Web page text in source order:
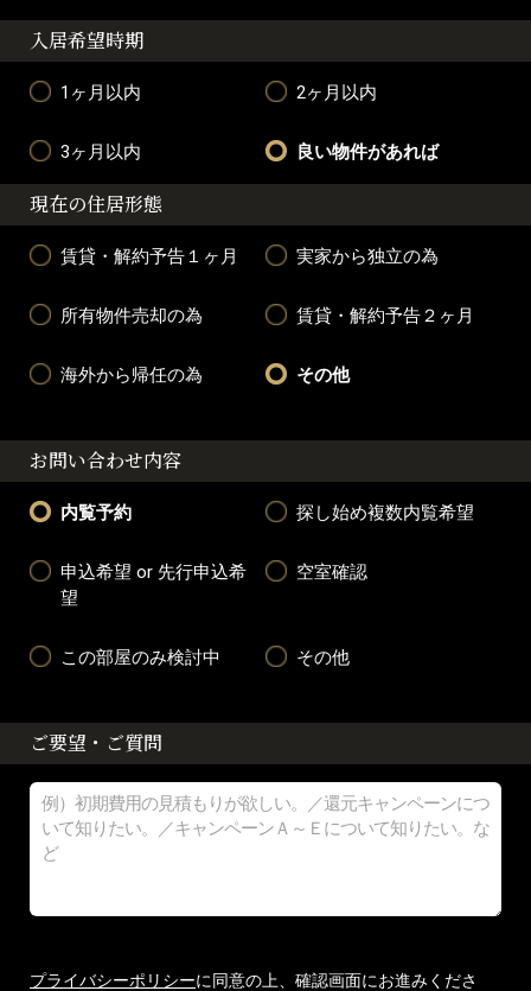
入居希望時期
1ヶ月以内 2ヶ月以内
3ヶ月以内 良い物件があれば
現在の住居形態
賃貸・解約予告１ヶ月 実家から独立の為
所有物件売却の為 賃貸・解約予告２ヶ月
海外から帰任の為 その他
お問い合わせ内容
内覧予約 探し始め複数内覧希望
申込希望 or 先行申込希
望
空室確認
この部屋のみ検討中 その他
ご要望・ご質問
プライバシーポリシーに同意の上、確認画面にお進みくださ